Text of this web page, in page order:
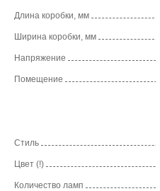
Длина коробки, мм
Ширина коробки, мм
Напряжение
Помещение
Стиль
Цвет (!)
Количество ламп